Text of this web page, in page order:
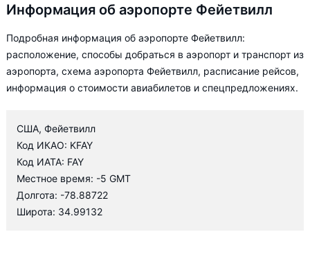
Информация об аэропорте Фейетвилл
Подробная информация об аэропорте Фейетвилл:
расположение, способы добраться в аэропорт и транспорт из
аэропорта, схема аэропорта Фейетвилл, расписание рейсов,
информация о стоимости авиабилетов и спецпредложениях.
США, Фейетвилл
Код ИКАО: KFAY
Код ИАТА: FAY
Местное время: -5 GMT
Долгота: -78.88722
Широта: 34.99132